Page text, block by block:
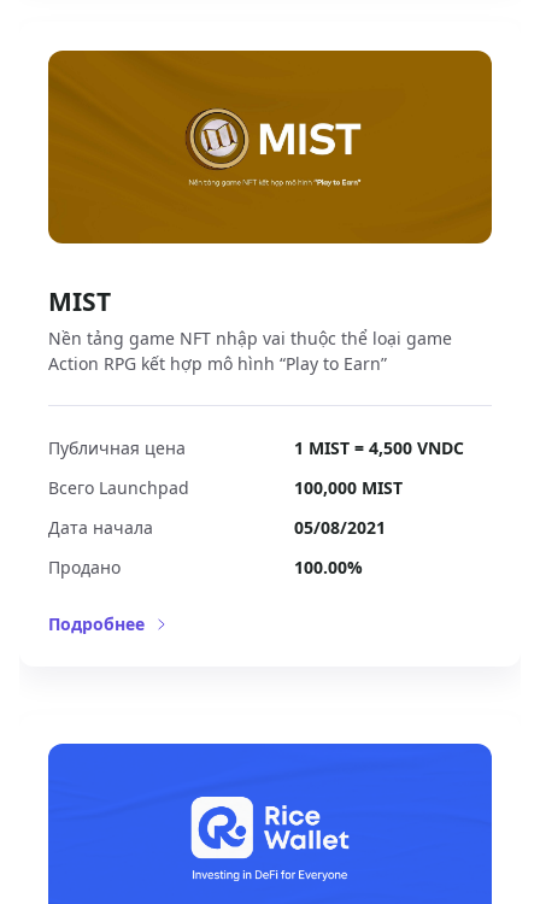
MIST
Nền tảng game NFT nhập vai thuộc thể loại game
Action RPG kết hợp mô hình “Play to Earn”
Публичная цена
1 MIST = 4,500 VNDC
Всего Launchpad
100,000 MIST
Дата начала
05/08/2021
Продано
100.00%
Подробнее